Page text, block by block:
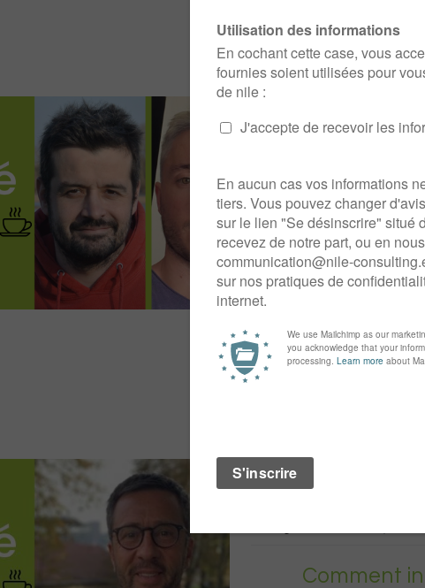
EN SAVOIR PLUS
Café nile
12 juillet 2023 |
Lever les
Mercredi 12 juillet
Emmanuel Hardy et
Café nile
Comment